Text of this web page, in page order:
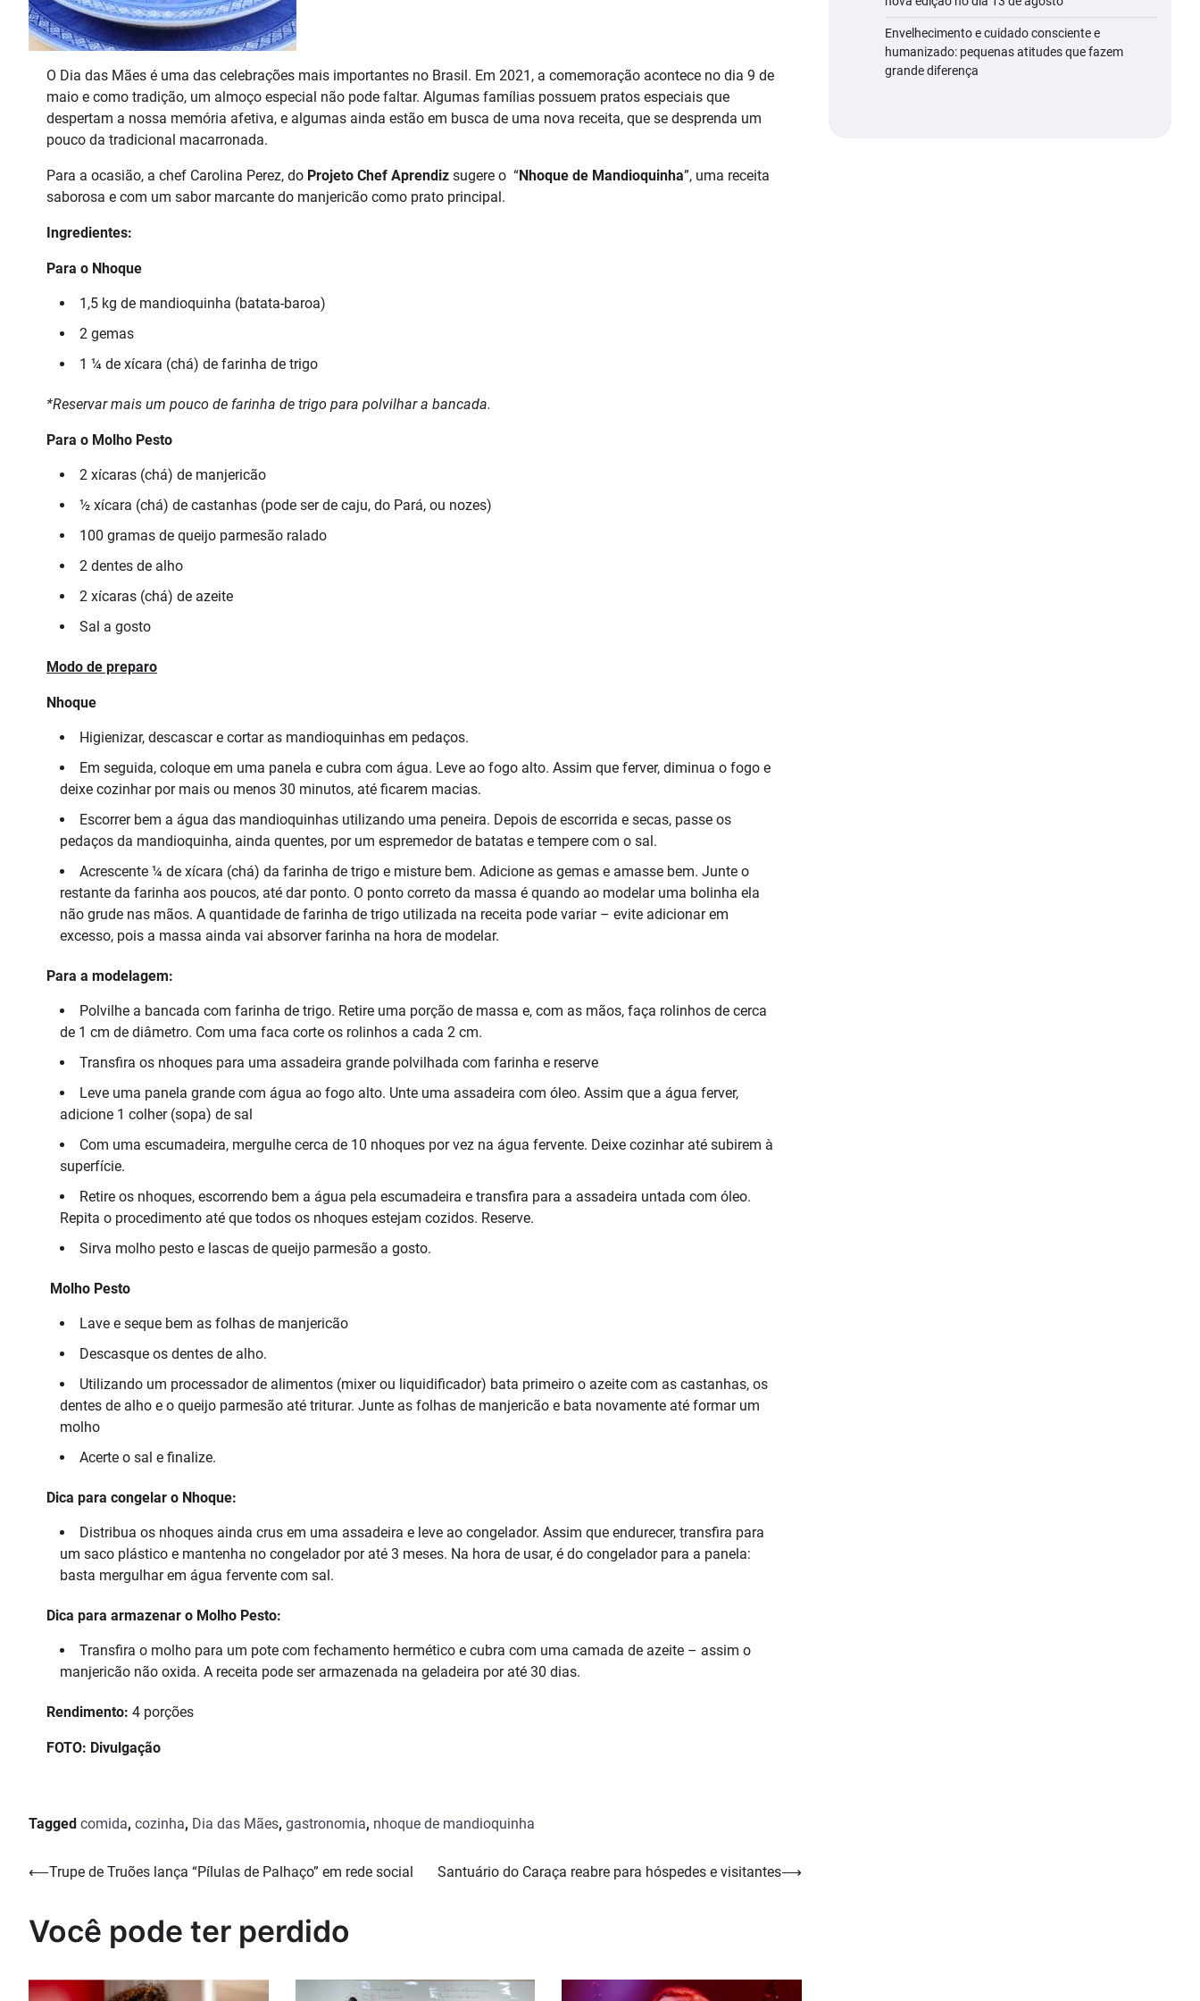
O Dia das Mães é uma das celebrações mais importantes no Brasil. Em 2021, a comemoração acontece no dia 9 de
maio e como tradição, um almoço especial não pode faltar. Algumas famílias possuem pratos especiais que
despertam a nossa memória afetiva, e algumas ainda estão em busca de uma nova receita, que se desprenda um
pouco da tradicional macarronada.
Para a ocasião, a chef Carolina Perez, do Projeto Chef Aprendiz sugere o “Nhoque de Mandioquinha”, uma receita
saborosa e com um sabor marcante do manjericão como prato principal.
Ingredientes:
Para o Nhoque
1,5 kg de mandioquinha (batata-baroa)
2 gemas
1 ¼ de xícara (chá) de farinha de trigo
*Reservar mais um pouco de farinha de trigo para polvilhar a bancada.
Para o Molho Pesto
2 xícaras (chá) de manjericão
½ xícara (chá) de castanhas (pode ser de caju, do Pará, ou nozes)
100 gramas de queijo parmesão ralado
2 dentes de alho
2 xícaras (chá) de azeite
Sal a gosto
Modo de preparo
Nhoque
Higienizar, descascar e cortar as mandioquinhas em pedaços.
Em seguida, coloque em uma panela e cubra com água. Leve ao fogo alto. Assim que ferver, diminua o fogo e
deixe cozinhar por mais ou menos 30 minutos, até ficarem macias.
Escorrer bem a água das mandioquinhas utilizando uma peneira. Depois de escorrida e secas, passe os
pedaços da mandioquinha, ainda quentes, por um espremedor de batatas e tempere com o sal.
Acrescente ¼ de xícara (chá) da farinha de trigo e misture bem. Adicione as gemas e amasse bem. Junte o
restante da farinha aos poucos, até dar ponto. O ponto correto da massa é quando ao modelar uma bolinha ela
não grude nas mãos. A quantidade de farinha de trigo utilizada na receita pode variar – evite adicionar em
excesso, pois a massa ainda vai absorver farinha na hora de modelar.
Para a modelagem:
Polvilhe a bancada com farinha de trigo. Retire uma porção de massa e, com as mãos, faça rolinhos de cerca
de 1 cm de diâmetro. Com uma faca corte os rolinhos a cada 2 cm.
Transfira os nhoques para uma assadeira grande polvilhada com farinha e reserve
Leve uma panela grande com água ao fogo alto. Unte uma assadeira com óleo. Assim que a água ferver,
adicione 1 colher (sopa) de sal
Com uma escumadeira, mergulhe cerca de 10 nhoques por vez na água fervente. Deixe cozinhar até subirem à
superfície.
Retire os nhoques, escorrendo bem a água pela escumadeira e transfira para a assadeira untada com óleo.
Repita o procedimento até que todos os nhoques estejam cozidos. Reserve.
Sirva molho pesto e lascas de queijo parmesão a gosto.
Molho Pesto
Lave e seque bem as folhas de manjericão
Descasque os dentes de alho.
Utilizando um processador de alimentos (mixer ou liquidificador) bata primeiro o azeite com as castanhas, os
dentes de alho e o queijo parmesão até triturar. Junte as folhas de manjericão e bata novamente até formar um
molho
Acerte o sal e finalize.
Dica para congelar o Nhoque:
Distribua os nhoques ainda crus em uma assadeira e leve ao congelador. Assim que endurecer, transfira para
um saco plástico e mantenha no congelador por até 3 meses. Na hora de usar, é do congelador para a panela:
basta mergulhar em água fervente com sal.
Dica para armazenar o Molho Pesto:
Transfira o molho para um pote com fechamento hermético e cubra com uma camada de azeite – assim o
manjericão não oxida. A receita pode ser armazenada na geladeira por até 30 dias.
Rendimento: 4 porções
FOTO: Divulgação
Tagged comida, cozinha, Dia das Mães, gastronomia, nhoque de mandioquinha
Navegação
Post
⟵Trupe de Truões lança “Pílulas de Palhaço” em rede social Santuário do Caraça reabre para hóspedes e visitantes⟶
Você pode ter perdido
Envelhecimento e cuidado consciente e
humanizado: pequenas atitudes que fazem
grande diferença